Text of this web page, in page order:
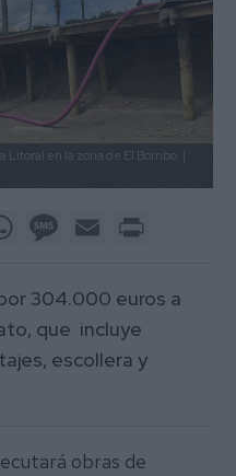
Litoral en la zona de El Bombo. |
WhatsAppMessage
Email
304.000 euros a
que incluye
escollera y
obras de